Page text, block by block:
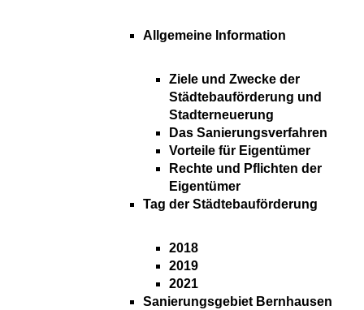
Allgemeine Information
Ziele und Zwecke der
Städtebauförderung und
Stadterneuerung
Das Sanierungsverfahren
Vorteile für Eigentümer
Rechte und Pflichten der
Eigentümer
Tag der Städtebauförderung
2018
2019
2021
Sanierungsgebiet Bernhausen